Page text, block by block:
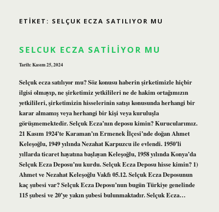
ETIKET: SELÇUK ECZA SATILIYOR MU
SELCUK ECZA SATILIYOR MU
Tarih: Kasım 25, 2024
Selçuk ecza satılıyor mu? Söz konusu haberin şirketimizle hiçbir
ilgisi olmayıp, ne şirketimiz yetkilileri ne de hakim ortağımızın
yetkilileri, şirketimizin hisselerinin satışı konusunda herhangi bir
karar almamış veya herhangi bir kişi veya kuruluşla
görüşmemektedir. Selçuk Ecza’nın deposu kimin? Kurucularımız.
21 Kasım 1924’te Karaman’ın Ermenek İlçesi’nde doğan Ahmet
Keleşoğlu, 1949 yılında Nezahat Karpuzcu ile evlendi. 1950’li
yıllarda ticaret hayatına başlayan Keleşoğlu, 1958 yılında Konya’da
Selçuk Ecza Deposu’nu kurdu. Selçuk Ecza Deposu hisse kimin? 1)
Ahmet ve Nezahat Keleşoğlu Vakfı 05.12. Selçuk Ecza Deposunun
kaç şubesi var? Selçuk Ecza Deposu’nun bugün Türkiye genelinde
115 şubesi ve 20’ye yakın şubesi bulunmaktadır. Selçuk Ecza…